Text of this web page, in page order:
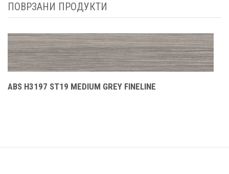
ПОВРЗАНИ ПРОДУКТИ
ABS H3197 ST19 MEDIUM GREY FINELINE